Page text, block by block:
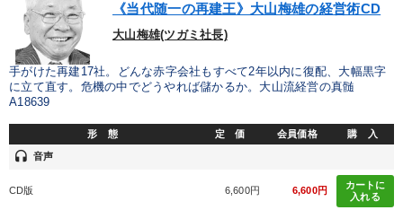
《当代随一の再建王》大山梅雄の経営術CD
大山梅雄(ツガミ社長)
手がけた再建17社。どんな赤字会社もすべて2年以内に復配、大幅黒字
に立て直す。危機の中でどうやれば儲かるか。大山流経営の真髄
A18639
形 態 定 価 会員価格 購 入
headset 音声
CD版 6,600円 6,600円
カートに
入れる